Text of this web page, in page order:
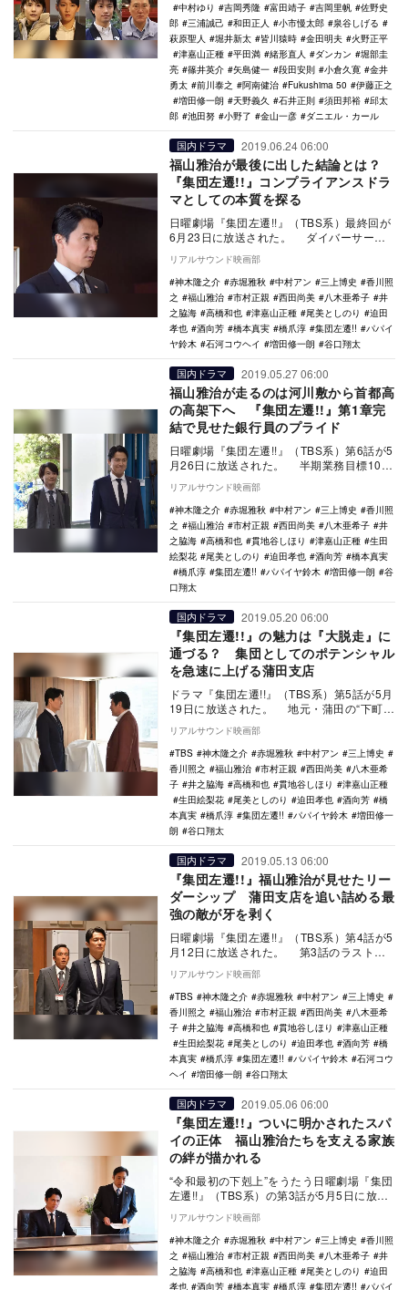
中村ゆり
吉岡秀隆 富田靖子 吉岡里帆
佐野史
郎
三浦誠己 和田正人 小市慢太郎
泉谷しげる
萩原聖人
堀井新太 皆川猿時 金田明夫
火野正平
津嘉山正種
平田満 緒形直人 ダンカン
堀部圭
亮
篠井英介 矢島健一 段田安則 小倉久寛
金井
勇太
前川泰之 阿南健治 Fukushima 50
伊藤正之
増田修一朗
天野義久 石井正則 須田邦裕
邱太
郎
池田努 小野了 金山一彦 ダニエル・カール
国内ドラマ 2019.06.24 06:00
福山雅治が最後に出した結論とは？
『集団左遷!!』コンプライアンスドラ
マとしての本質を探る
日曜劇場『集団左遷!!』（TBS系）最終回が
6月23日に放送された。 ダイバーサーチ
との提携を進めるため政治家に賄賂を渡し
た…
リアルサウンド映画部
神木隆之介
赤堀雅秋 中村アン 三上博史
香川照
之
福山雅治 市村正親 西田尚美 八木亜希子
井
之脇海
高橋和也 津嘉山正種 尾美としのり
迫田
孝也
酒向芳 橋本真実 橋爪淳 集団左遷!!
パパイ
ヤ鈴木
石河コウヘイ 増田修一朗 谷口翔太
国内ドラマ 2019.05.27 06:00
福山雅治が走るのは河川敷から首都高
の高架下へ 『集団左遷!!』第1章完
結で見せた銀行員のプライド
日曜劇場『集団左遷!!』（TBS系）第6話が5
月26日に放送された。 半期業務目標100
億円を達成できなければ廃店という蒲田…
リアルサウンド映画部
神木隆之介
赤堀雅秋 中村アン 三上博史
香川照
之
福山雅治 市村正親 西田尚美 八木亜希子
井
之脇海
高橋和也 貫地谷しほり 津嘉山正種
生田
絵梨花
尾美としのり 迫田孝也 酒向芳
橋本真実
橋爪淳
集団左遷!! パパイヤ鈴木 増田修一朗
谷
口翔太
国内ドラマ 2019.05.20 06:00
『集団左遷!!』の魅力は『大脱走』に
通づる？ 集団としてのポテンシャル
を急速に上げる蒲田支店
ドラマ『集団左遷!!』（TBS系）第5話が5月
19日に放送された。 地元・蒲田の“下町パ
ワー”によって活気を取り戻した蒲田支…
リアルサウンド映画部
TBS
神木隆之介 赤堀雅秋 中村アン
三上博史
香川照之
福山雅治 市村正親 西田尚美
八木亜希
子
井之脇海 高橋和也 貫地谷しほり
津嘉山正種
生田絵梨花
尾美としのり 迫田孝也 酒向芳
橋
本真実
橋爪淳 集団左遷!! パパイヤ鈴木
増田修一
朗
谷口翔太
国内ドラマ 2019.05.13 06:00
『集団左遷!!』福山雅治が見せたリー
ダーシップ 蒲田支店を追い詰める最
強の敵が牙を剥く
日曜劇場『集団左遷!!』（TBS系）第4話が5
月12日に放送された。 第3話のラストで
明かされたスパイの正体は、法人営業1課…
リアルサウンド映画部
TBS
神木隆之介 赤堀雅秋 中村アン
三上博史
香川照之
福山雅治 市村正親 西田尚美
八木亜希
子
井之脇海 高橋和也 貫地谷しほり
津嘉山正種
生田絵梨花
尾美としのり 迫田孝也 酒向芳
橋
本真実
橋爪淳 集団左遷!! パパイヤ鈴木
石河コウ
ヘイ
増田修一朗 谷口翔太
国内ドラマ 2019.05.06 06:00
『集団左遷!!』ついに明かされたスパ
イの正体 福山雅治たちを支える家族
の絆が描かれる
“令和最初の下剋上”をうたう日曜劇場『集団
左遷!!』（TBS系）の第3話が5月5日に放送
された。 廃店撤回に向けて1カ月目か…
リアルサウンド映画部
神木隆之介
赤堀雅秋 中村アン 三上博史
香川照
之
福山雅治 市村正親 西田尚美 八木亜希子
井
之脇海
高橋和也 津嘉山正種 尾美としのり
迫田
孝也
酒向芳 橋本真実 橋爪淳 集団左遷!! パパイ